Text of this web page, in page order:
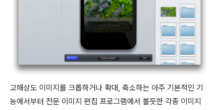
고해상도 이미지를 크롭하거나 확대, 축소하는 아주 기본적인 기
능에서부터 전문 이미지 편집 프로그램에서 볼듯한 각종 이미지